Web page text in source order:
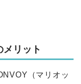
リット
（マリオッ